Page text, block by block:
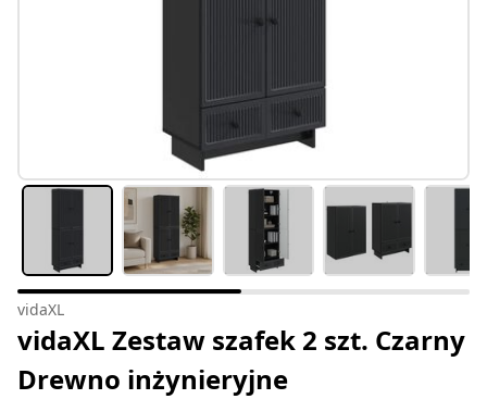
vidaXL
vidaXL Zestaw szafek 2 szt. Czarny
Drewno inżynieryjne